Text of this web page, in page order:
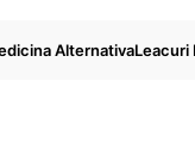
AlternativaLeacuri